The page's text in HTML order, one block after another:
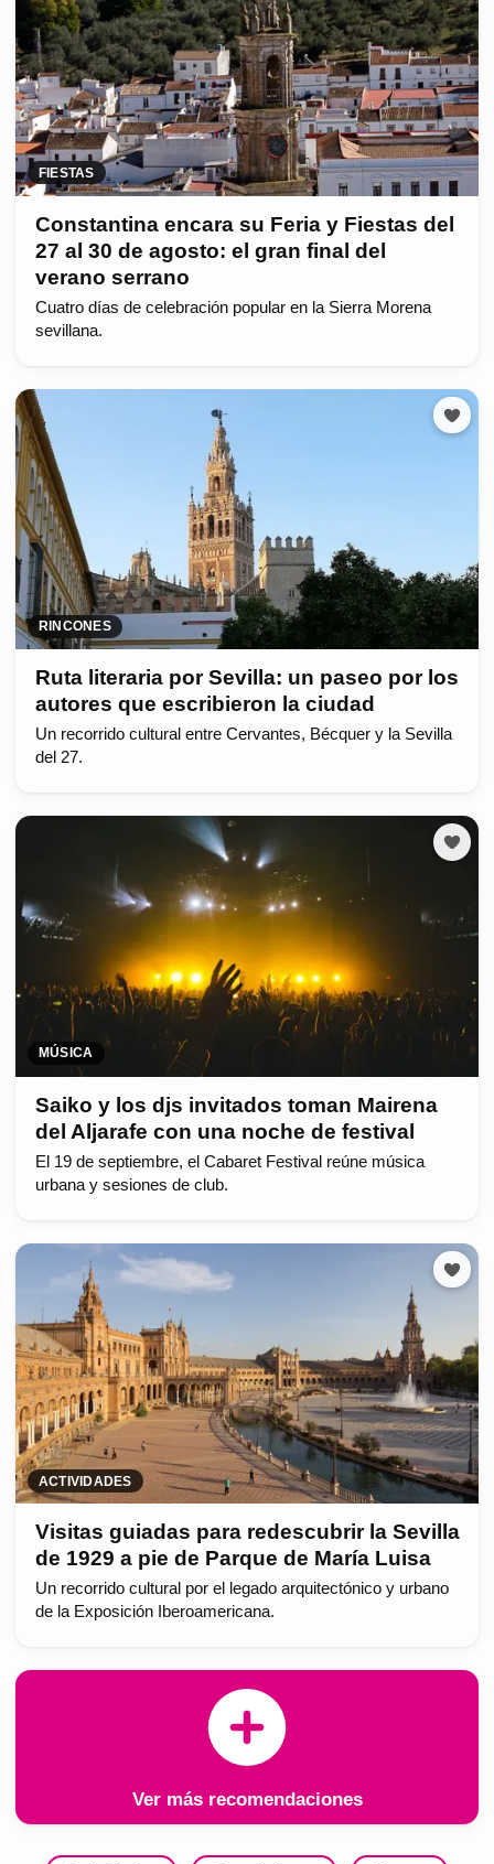
FIESTAS
Constantina encara su Feria y Fiestas del
27 al 30 de agosto: el gran final del
verano serrano
Cuatro días de celebración popular en la Sierra Morena
sevillana.
RINCONES
Ruta literaria por Sevilla: un paseo por los
autores que escribieron la ciudad
Un recorrido cultural entre Cervantes, Bécquer y la Sevilla
del 27.
MÚSICA
Saiko y los djs invitados toman Mairena
del Aljarafe con una noche de festival
El 19 de septiembre, el Cabaret Festival reúne música
urbana y sesiones de club.
ACTIVIDADES
Visitas guiadas para redescubrir la Sevilla
de 1929 a pie de Parque de María Luisa
Un recorrido cultural por el legado arquitectónico y urbano
de la Exposición Iberoamericana.
Ver más recomendaciones